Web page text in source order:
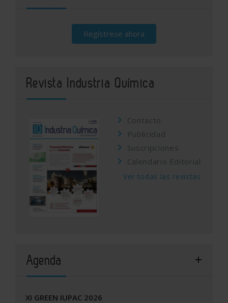
Regístrese ahora
Revista Industria Química
Contacto
Publicidad
Suscripciones
Calendario Editorial
Ver todas las revistas
Agenda
XI GREEN IUPAC 2026